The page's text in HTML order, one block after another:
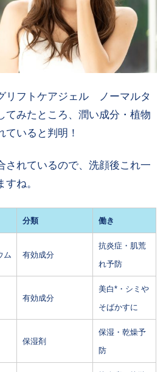
リフトケアジェル ノーマルタ
てみたところ、潤い成分・植物
ていると判明！
されているので、洗顔後これ一
ね。
分類 働き
ム 有効成分
抗炎症・肌荒
れ予防
有効成分
美白*・シミや
そばかすに
保湿剤
保湿・乾燥予
防